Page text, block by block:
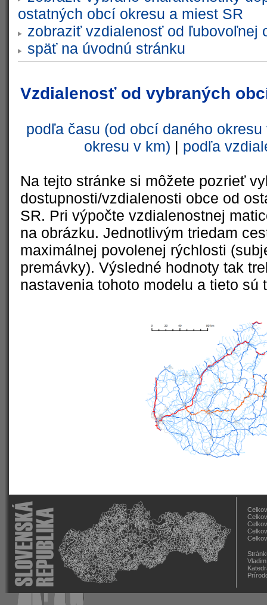
ostatných obcí okresu a miest SR
zobraziť vzdialenosť od ľubovoľnej
späť na úvodnú stránku
Vzdialenosť od vybraných
podľa času (od obcí daného okresu
okresu v km) | podľa
Na tejto stránke si môžete pozrieť
dostupnosti/vzdialenosti obce od
SR. Pri výpočte vzdialenostnej
na obrázku. Jednotlivým triedam
maximálnej povolenej rýchlosti
premávky). Výsledné hodnoty tak
nastavenia tohoto modelu a tieto